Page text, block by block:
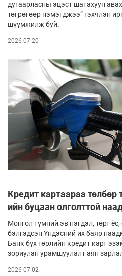
дугаарласны эцэст шатахуун
төгрөгөөр нэмэгджээ” гэхчлэн
шүүмжилж буй.
2026-07-20
Кредит картаараа төлбөр
ийн буцаан олголттой
Монгол түмний эв нэгдэл, төрт
бэлгэдсэн Үндэсний их баяр
Банк бүх төрлийн кредит карт
зориулан урамшуулалт аян
2026-07-02